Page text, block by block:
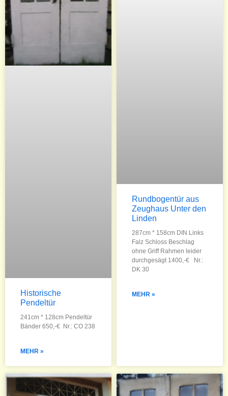
Historische
Pendeltür
241cm * 128cm Pendeltür
Bänder 650,-€ Nr.: CO 238
MEHR »
Rundbogentür aus
Zeughaus Unter den
Linden
287cm * 158cm DIN Links
Falz Schloss Beschlag
ohne Griff Rahmen leider
durchgesägt 1400,-€ Nr.:
DK 30
MEHR »